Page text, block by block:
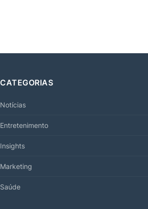
CATEGORIAS
Notícias
Entretenimento
Insights
Marketing
Saúde